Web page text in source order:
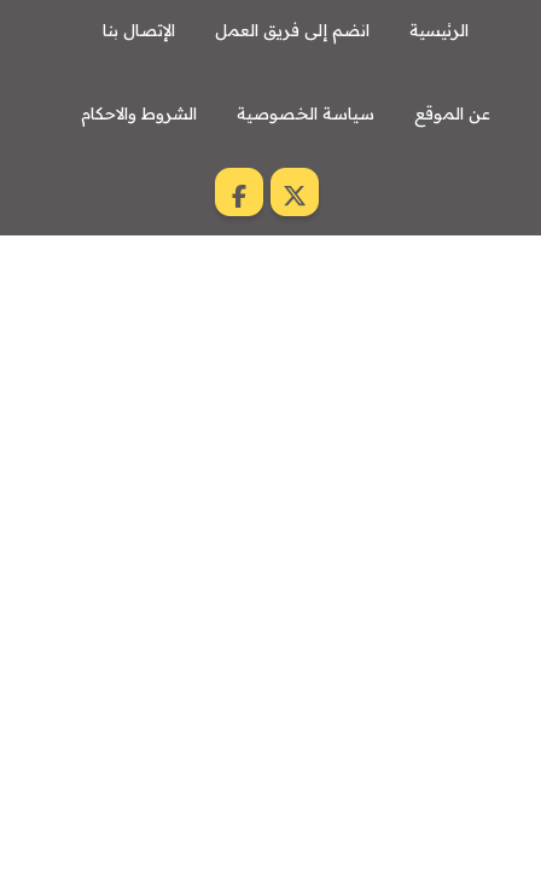
الرئيسية انضم إلى فريق العمل الإتصال بنا
عن الموقع سياسة الخصوصية الشروط والاحكام